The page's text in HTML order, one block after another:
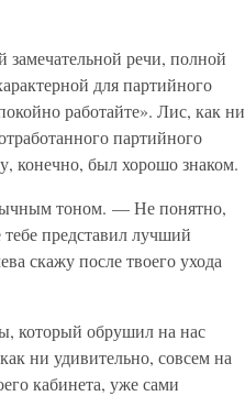
замечательной речи, полной
для партийного
работайте». Лис, как ни
партийного
конечно, был хорошо знаком.
тоном. — Не понятно,
представил лучший
скажу после твоего ухода
который обрушил на нас
ни удивительно, совсем на
кабинета, уже сами